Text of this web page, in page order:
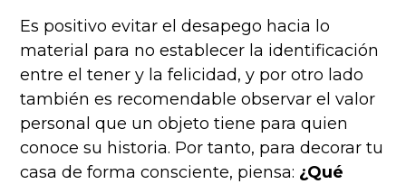
Es positivo evitar el desapego hacia lo
material para no establecer la identificación
entre el tener y la felicidad, y por otro lado
también es recomendable observar el valor
personal que un objeto tiene para quien
conoce su historia. Por tanto, para decorar tu
casa de forma consciente, piensa: ¿Qué